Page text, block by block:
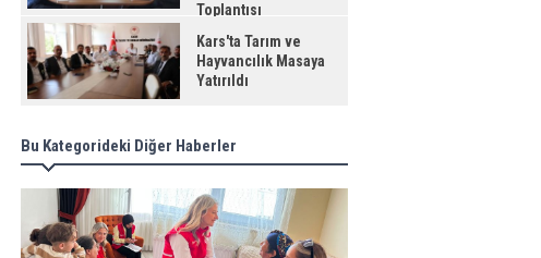
Toplantısı
Kars'ta Tarım ve
Hayvancılık Masaya
Yatırıldı
Bu Kategorideki Diğer Haberler